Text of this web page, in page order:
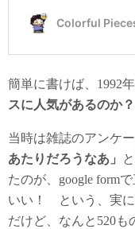
簡単に書けば、1992
スに人気があるのか？
当時は雑誌のアンケ
あたりだろうなあ」
たのが、google form
いい！ という、実に
だけど、なんと520